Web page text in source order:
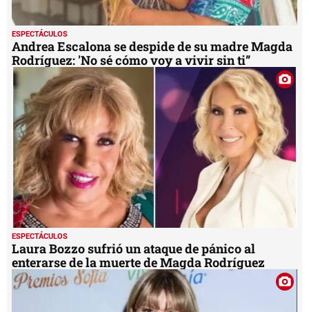
ESPECTÁCULOS
Andrea Escalona se despide de su madre Magda
Rodríguez: 'No sé cómo voy a vivir sin ti”
ESPECTÁCULOS
Laura Bozzo sufrió un ataque de pánico al
enterarse de la muerte de Magda Rodríguez